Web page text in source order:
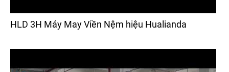
HLD 3H Máy May Viền Nệm hiệu Hualianda